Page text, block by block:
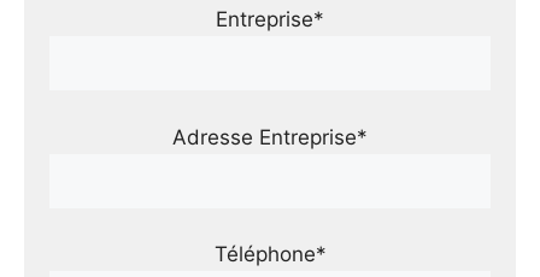
Entreprise*
Adresse Entreprise*
Téléphone*